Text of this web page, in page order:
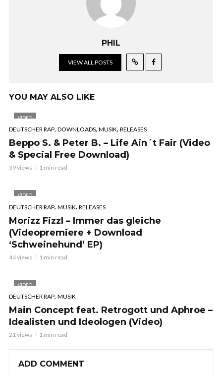
PHIL
VIEW ALL POSTS
YOU MAY ALSO LIKE
VIDEO
DEUTSCHER RAP, DOWNLOADS, MUSIK, RELEASES
Beppo S. & Peter B. – Life Ain´t Fair (Video
& Special Free Download)
39 views 1 min read
VIDEO
DEUTSCHER RAP, MUSIK, RELEASES
Morizz Fizzl – Immer das gleiche
(Videopremiere + Download
‘Schweinehund’ EP)
44 views 1 min read
VIDEO
DEUTSCHER RAP, MUSIK
Main Concept feat. Retrogott und Aphroe –
Idealisten und Ideologen (Video)
21 views 1 min read
ADD COMMENT